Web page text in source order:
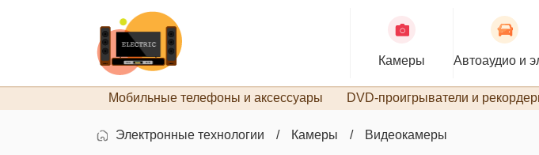
Камеры Автоаудио и
Мобильные телефоны и аксессуары DVD-проигрыватели и
Электронные технологии Камеры Видеокамеры